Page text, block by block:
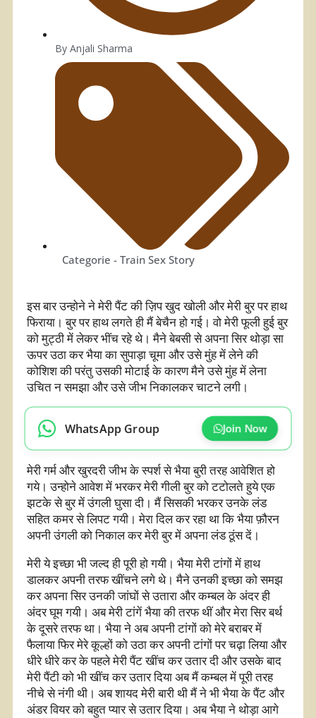
By Anjali Sharma
Categorie - Train Sex Story
इस बार उन्होने ने मेरी पैंट की ज़िप खुद खोली और मेरी बुर पर हाथ
फिराया। बुर पर हाथ लगते ही मैं बेचैन हो गई। वो मेरी फूली हुई बुर
को मुट्ठी में लेकर भींच रहे थे। मैने बेबसी से अपना सिर थोड़ा सा
ऊपर उठा कर भैया का सुपाड़ा चूमा और उसे मुंह में लेने की
कोशिश की परंतु उसकी मोटाई के कारण मैने उसे मुंह में लेना
उचित न समझा और उसे जीभ निकालकर चाटने लगी।
WhatsApp Group Join Now
मेरी गर्म और खुरदरी जीभ के स्पर्श से भैया बुरी तरह आवेशित हो
गये। उन्होने आवेश में भरकर मेरी गीली बुर को टटोलते हुये एक
झटके से बुर में उंगली घुसा दी। मैं सिसकी भरकर उनके लंड
सहित कमर से लिपट गयी। मेरा दिल कर रहा था कि भैया फ़ौरन
अपनी उंगली को निकाल कर मेरी बुर में अपना लंड ठूंस दें।
मेरी ये इच्छा भी जल्द ही पूरी हो गयी। भैया मेरी टांगों में हाथ
डालकर अपनी तरफ खींचने लगे थे। मैने उनकी इच्छा को समझ
कर अपना सिर उनकी जांघों से उतारा और कम्बल के अंदर ही
अंदर घूम गयी। अब मेरी टांगें भैया की तरफ थीं और मेरा सिर बर्थ
के दूसरे तरफ था। भैया ने अब अपनी टांगों को मेरे बराबर में
फैलाया फिर मेरे कूल्हों को उठा कर अपनी टांगों पर चढ़ा लिया और
धीरे धीरे कर के पहले मेरी पैंट खींच कर उतार दी और उसके बाद
मेरी पैंटी को भी खींच कर उतार दिया अब मैं कम्बल में पूरी तरह
नीचे से नंगी थी। अब शायद मेरी बारी थी मैं ने भी भैया के पैंट और
अंडर वियर को बहुत प्यार से उतार दिया। अब भैया ने थोड़ा आगे